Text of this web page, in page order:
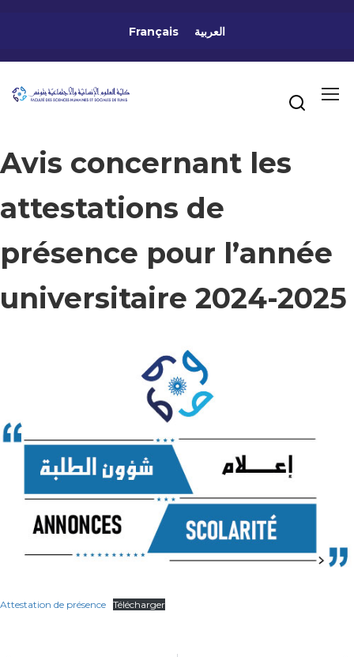
Français العربية
Avis concernant les
attestations de
présence pour l’année
universitaire 2024-2025
Attestation de présence Télécharger